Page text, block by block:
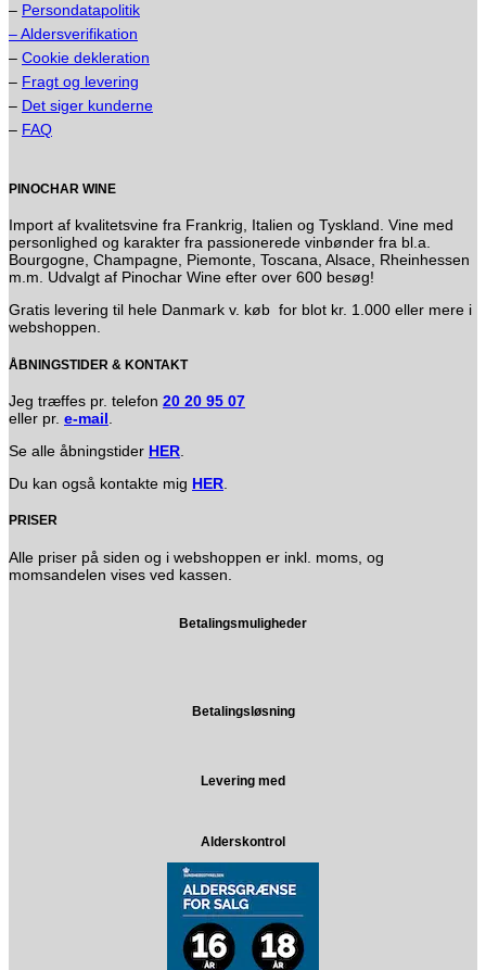
– Persondatapolitik
– Aldersverifikation
– Cookie dekleration
– Fragt og levering
– Det siger kunderne
– FAQ
PINOCHAR WINE
Import af kvalitetsvine fra Frankrig, Italien og Tyskland. Vine med
personlighed og karakter fra passionerede vinbønder fra bl.a.
Bourgogne, Champagne, Piemonte, Toscana, Alsace, Rheinhessen
m.m. Udvalgt af Pinochar Wine efter over 600 besøg!
Gratis levering til hele Danmark v. køb for blot kr. 1.000 eller mere i
webshoppen.
ÅBNINGSTIDER & KONTAKT
Jeg træffes pr. telefon 20 20 95 07
eller pr. e-mail
Se alle åbningstider HER
Du kan også kontakte mig HER
PRISER
Alle priser på siden og i webshoppen er inkl. moms, og
momsandelen vises ved kassen.
Betalingsmuligheder
Betalingsløsning
Levering med
Alderskontrol